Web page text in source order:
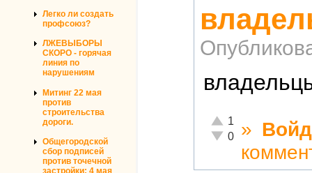
Легко ли создать
профсоюз?
ЛЖЕВЫБОРЫ
СКОРО - горячая
линия по
нарушениям
Митинг 22 мая
против
строительства
дороги.
Общегородской
сбор подписей
против точечной
застройки: 4 мая
Отлично!
1
Неадекватно!
0 »